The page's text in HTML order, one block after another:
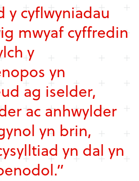
y cyflwyniadau
mwyaf cyffredin
y
yn
ag iselder,
ac anhwylder
yn brin,
yn dal yn